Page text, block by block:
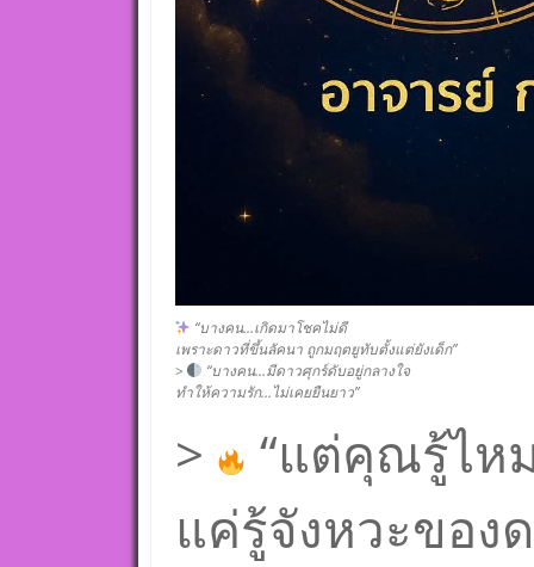
“บางคน…เกิดมาโชคไม่ดี
เพราะดาวที่ขึ้นลัคนา ถูกมฤตยูทับตั้งแต่ยังเด็ก”
>
“บางคน…มีดาวศุกร์ดับอยู่กลางใจ
ทำให้ความรัก…ไม่เคยยืนยาว”
>
“แต่คุณรู้ไห
แค่รู้จังหวะของ